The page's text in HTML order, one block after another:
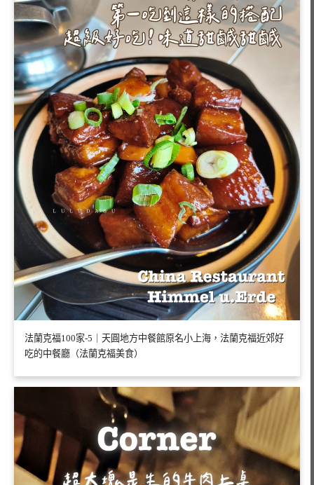
法蘭克福100家-5｜天圓地方中餐館原名小上海，法蘭克福近郊好
吃的中餐廳（法蘭克福美食）